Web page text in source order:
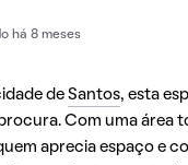
há 8 meses
de Santos, esta
Com uma área
aprecia espaço e